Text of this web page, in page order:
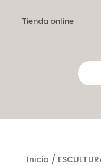
Tienda online
Inicio /